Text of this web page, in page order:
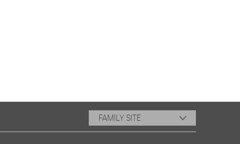
FAMILY SITE